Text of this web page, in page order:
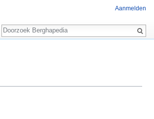
Aanmelden
Zoeken